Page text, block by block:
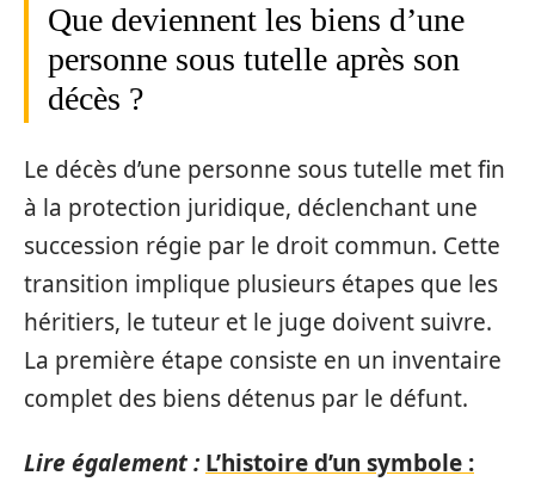
Que deviennent les biens d’une
personne sous tutelle après son
décès ?
Le décès d’une personne sous tutelle met fin
à la protection juridique, déclenchant une
succession régie par le droit commun. Cette
transition implique plusieurs étapes que les
héritiers, le tuteur et le juge doivent suivre.
La première étape consiste en un inventaire
complet des biens détenus par le défunt.
Lire également : L’histoire d’un symbole :